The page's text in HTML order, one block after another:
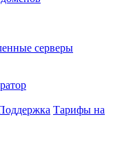
серверы
Тарифы на